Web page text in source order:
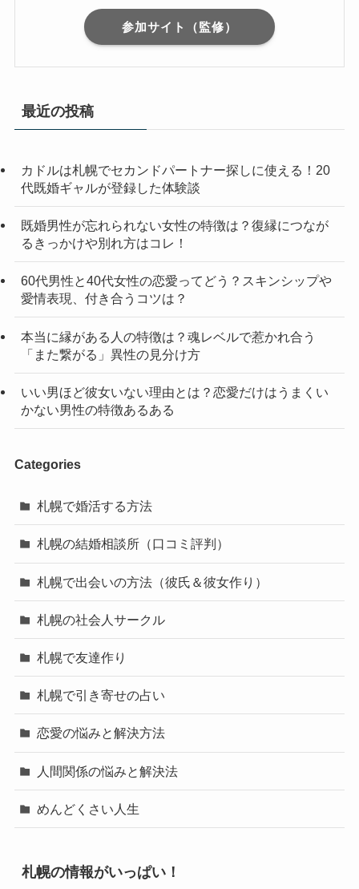
参加サイト（監修）
最近の投稿
カドルは札幌でセカンドパートナー探しに使える！20
代既婚ギャルが登録した体験談
既婚男性が忘れられない女性の特徴は？復縁につなが
るきっかけや別れ方はコレ！
60代男性と40代女性の恋愛ってどう？スキンシップや
愛情表現、付き合うコツは？
本当に縁がある人の特徴は？魂レベルで惹かれ合う
「また繋がる」異性の見分け方
いい男ほど彼女いない理由とは？恋愛だけはうまくい
かない男性の特徴あるある
Categories
札幌で婚活する方法
札幌の結婚相談所（口コミ評判）
札幌で出会いの方法（彼氏＆彼女作り）
札幌の社会人サークル
札幌で友達作り
札幌で引き寄せの占い
恋愛の悩みと解決方法
人間関係の悩みと解決法
めんどくさい人生
札幌の情報がいっぱい！